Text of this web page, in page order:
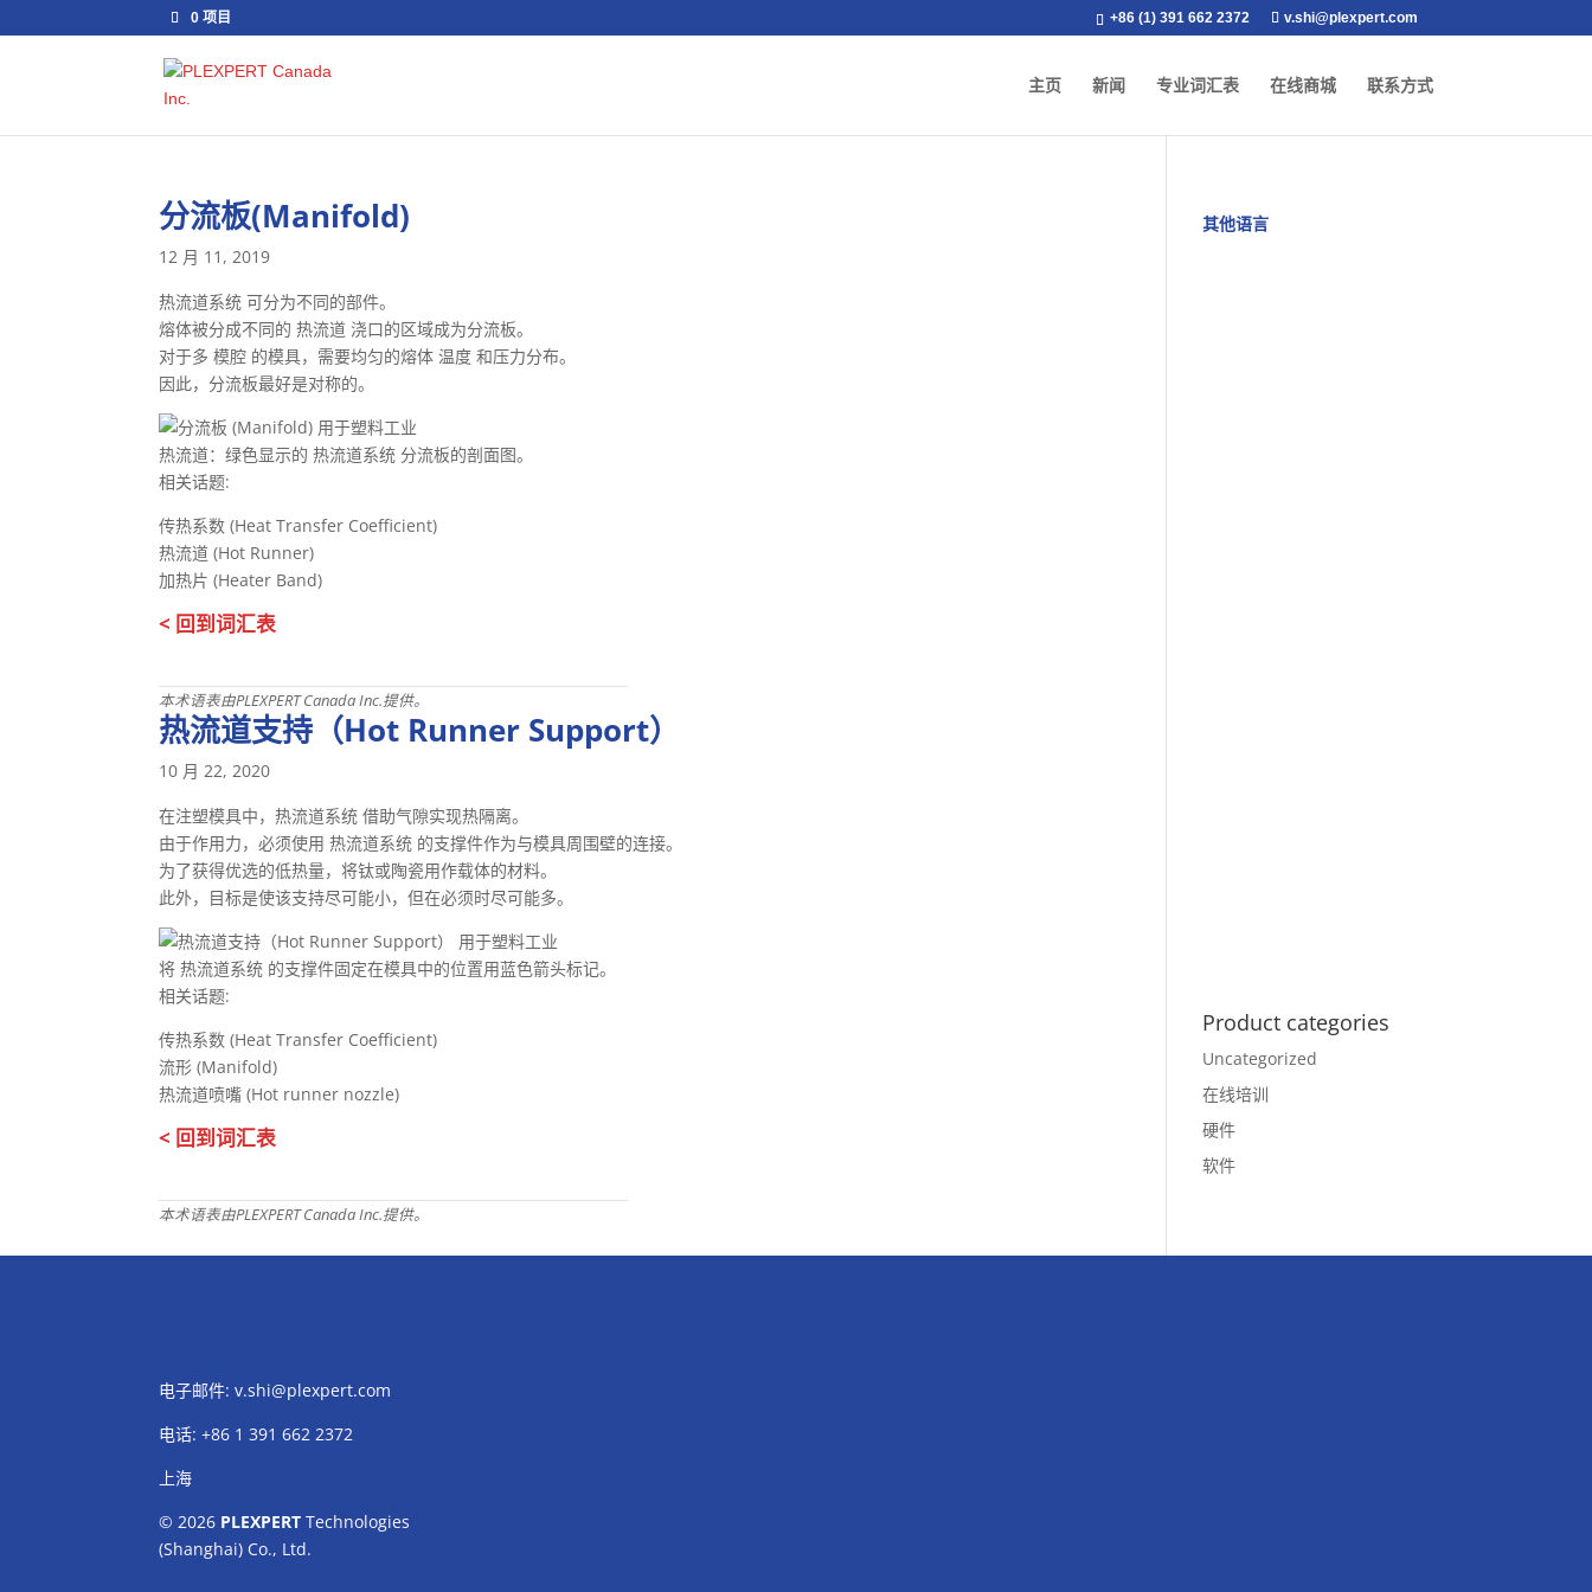
+86 (1) 391 662 2372 v.shi@plexpert.com
0 项目
主页 新闻 专业词汇表 在线商城 联系方式
分流板(Manifold)
12 月 11, 2019
热流道系统 可分为不同的部件。
熔体被分成不同的 热流道 浇口的区域成为分流板。
对于多 模腔 的模具，需要均匀的熔体 温度 和压力分布。
因此，分流板最好是对称的。
热流道：绿色显示的 热流道系统 分流板的剖面图。
相关话题:
传热系数 (Heat Transfer Coefficient)
热流道 (Hot Runner)
加热片 (Heater Band)
< 回到词汇表
本术语表由PLEXPERT Canada Inc.提供。
热流道支持（Hot Runner Support）
10 月 22, 2020
在注塑模具中，热流道系统 借助气隙实现热隔离。
由于作用力，必须使用 热流道系统 的支撑件作为与模具周围壁的连接。
为了获得优选的低热量，将钛或陶瓷用作载体的材料。
此外，目标是使该支持尽可能小，但在必须时尽可能多。
将 热流道系统 的支撑件固定在模具中的位置用蓝色箭头标记。
相关话题:
传热系数 (Heat Transfer Coefficient)
流形 (Manifold)
热流道喷嘴 (Hot runner nozzle)
< 回到词汇表
本术语表由PLEXPERT Canada Inc.提供。
其他语言
Product categories
Uncategorized
在线培训
硬件
软件
电子邮件:v.shi@plexpert.com
电话: +86 1 391 662 2372
上海
© 2026 PLEXPERT Technologies
(Shanghai) Co., Ltd.